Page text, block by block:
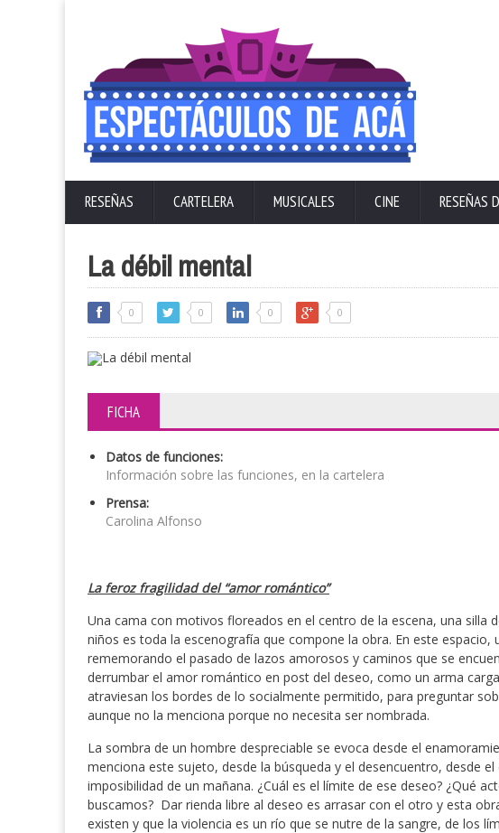
RESEÑAS CARTELERA MUSICALES CINE RESEÑAS
La débil mental
0 0 0 0
FICHA
Datos de funciones:
Información sobre las funciones, en la cartelera
Prensa:
Carolina Alfonso
La feroz fragilidad del “amor romántico”
Una cama con motivos floreados en el centro de la escena, una silla
niños es toda la escenografía que compone la obra. En este espacio,
rememorando el pasado de lazos amorosos y caminos que se
derrumbar el amor romántico en post del deseo, como un arma
atraviesan los bordes de lo socialmente permitido, para preguntar
aunque no la menciona porque no necesita ser nombrada.
La sombra de un hombre despreciable se evoca desde el
menciona este sujeto, desde la búsqueda y el desencuentro, desde
imposibilidad de un mañana. ¿Cuál es el límite de ese deseo? ¿Qué
buscamos? Dar rienda libre al deseo es arrasar con el otro y esta
existen y que la violencia es un río que se nutre de la sangre, de los